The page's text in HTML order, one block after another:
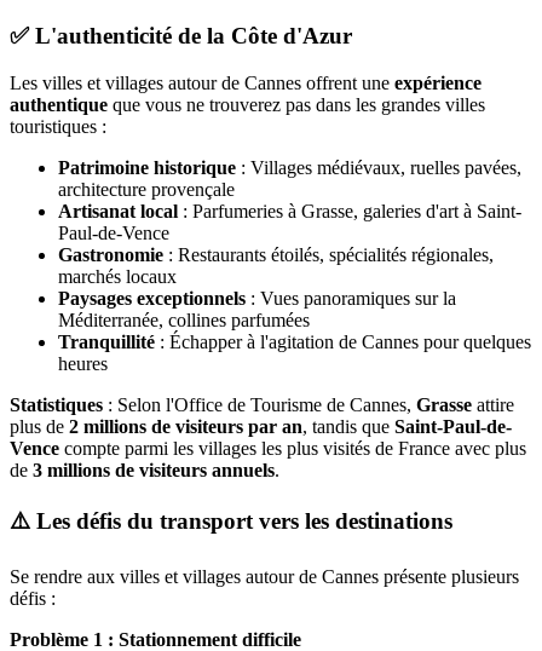
✅ L'authenticité de la Côte d'Azur
Les villes et villages autour de Cannes offrent une expérience
authentique que vous ne trouverez pas dans les grandes villes
touristiques :
Patrimoine historique : Villages médiévaux, ruelles pavées,
architecture provençale
Artisanat local : Parfumeries à Grasse, galeries d'art à Saint-
Paul-de-Vence
Gastronomie : Restaurants étoilés, spécialités régionales,
marchés locaux
Paysages exceptionnels : Vues panoramiques sur la
Méditerranée, collines parfumées
Tranquillité : Échapper à l'agitation de Cannes pour quelques
heures
Statistiques : Selon l'Office de Tourisme de Cannes, Grasse attire
plus de 2 millions de visiteurs par an, tandis que Saint-Paul-de-
Vence compte parmi les villages les plus visités de France avec plus
de 3 millions de visiteurs annuels.
⚠️ Les défis du transport vers les destinations
Se rendre aux villes et villages autour de Cannes présente plusieurs
défis :
Problème 1 : Stationnement difficile